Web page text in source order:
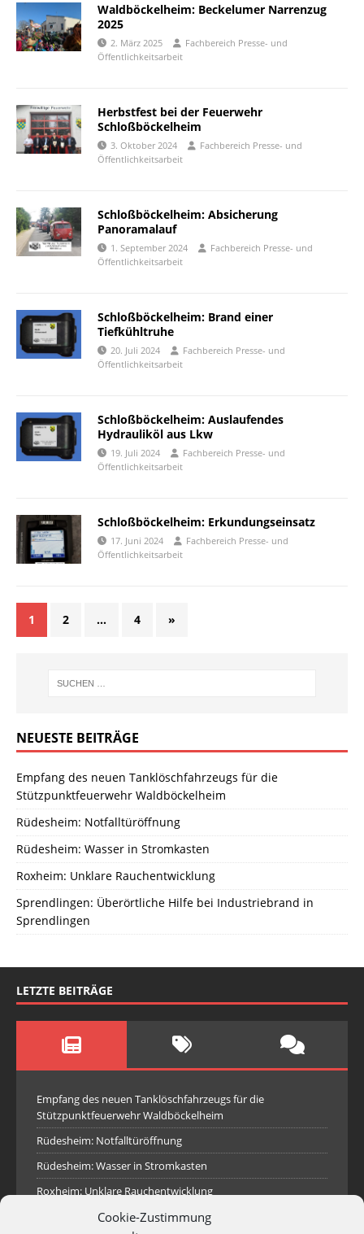
Cookie-Zustimmung
Waldböckelheim: Beckelumer Narrenzug
2025
2. März 2025
Fachbereich Presse- und
Öffentlichkeitsarbeit
Herbstfest bei der Feuerwehr
Schloßböckelheim
3. Oktober 2024
Fachbereich Presse- und
Öffentlichkeitsarbeit
Schloßböckelheim: Absicherung
Panoramalauf
1. September 2024
Fachbereich Presse- und
Öffentlichkeitsarbeit
Schloßböckelheim: Brand einer
Tiefkühltruhe
20. Juli 2024
Fachbereich Presse- und
Öffentlichkeitsarbeit
Schloßböckelheim: Auslaufendes
Hydrauliköl aus Lkw
19. Juli 2024
Fachbereich Presse- und
Öffentlichkeitsarbeit
Schloßböckelheim: Erkundungseinsatz
17. Juni 2024
Fachbereich Presse- und
Öffentlichkeitsarbeit
1 2 … 4 »
NEUESTE BEITRÄGE
Empfang des neuen Tanklöschfahrzeugs für die
Stützpunktfeuerwehr Waldböckelheim
Rüdesheim: Notfalltüröffnung
Rüdesheim: Wasser in Stromkasten
Roxheim: Unklare Rauchentwicklung
Sprendlingen: Überörtliche Hilfe bei Industriebrand in
Sprendlingen
LETZTE BEITRÄGE
Empfang des neuen Tanklöschfahrzeugs für die
Stützpunktfeuerwehr Waldböckelheim
Rüdesheim: Notfalltüröffnung
Rüdesheim: Wasser in Stromkasten
Roxheim: Unklare Rauchentwicklung
Sprendlingen: Überörtliche Hilfe bei Industriebrand in